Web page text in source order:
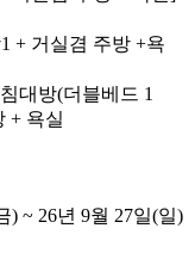
+ 거실겸 주방 +욕
대방(더블베드 1
+ 욕실
) ~ 26년 9월 27일(일)